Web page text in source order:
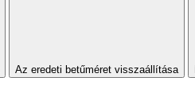
Az eredeti betűméret visszaállítása